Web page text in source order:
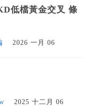
低檔黃金交叉 條
2026 一月 06
2025 十二月 06